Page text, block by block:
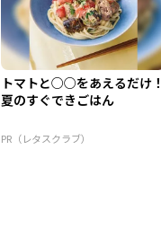
トマトと○○をあえるだけ！
夏のすぐできごはん
PR（レタスクラブ）